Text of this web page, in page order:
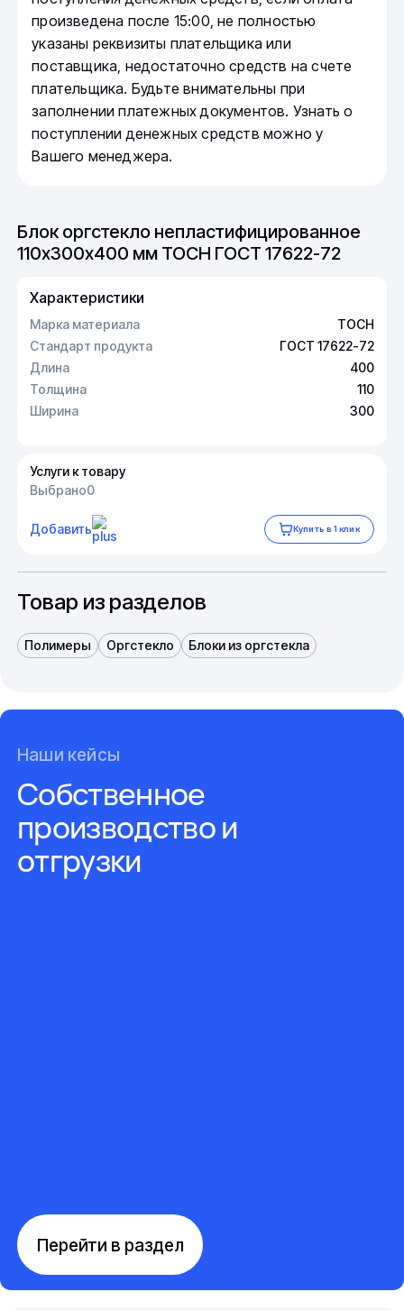
произведена после 15:00, не полностью
указаны реквизиты плательщика или
поставщика, недостаточно средств на счете
плательщика. Будьте внимательны при
заполнении платежных документов. Узнать о
поступлении денежных средств можно у
Вашего менеджера.
Блок оргстекло непластифицированное
110х300х400 мм ТОСН ГОСТ 17622-72
Характеристики
Марка материала
ТОСН
Стандарт продукта
ГОСТ 17622-72
Длина
400
Толщина
110
Ширина
300
Услуги к товару
Выбрано0
Добавить Купить в 1 клик
Товар из разделов
Полимеры Оргстекло Блоки из оргстекла
Наши кейсы
Собственное
производство и
отгрузки
Перейти в раздел